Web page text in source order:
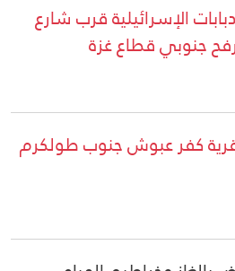
الإسرائيلية قرب شارع
جنوبي قطاع غزة
كفر عبوش جنوب طولكرم